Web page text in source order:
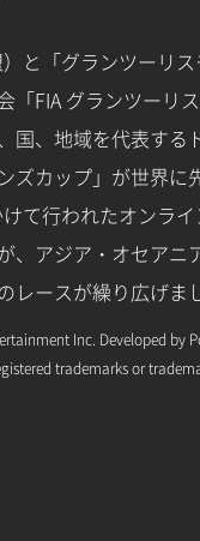
と「グランツーリ
「FIA グランツーリ
国、地域を代表する
ズカップ」が世界に
て行われたオンラ
、アジア・オセアニ
レースが繰り広げま
Inc. Developed by
trademarks or